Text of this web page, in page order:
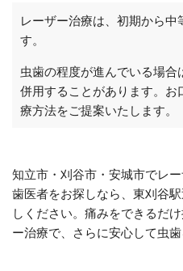
レーザー治療は、初期から
す。
虫歯の程度が進んでいる場
併用することがあります。
療方法をご提案いたします。
知立市・刈谷市・安城市でレ
歯医者をお探しなら、東刈谷
しください。痛みをできるだ
ー治療で、さらに安心して虫歯